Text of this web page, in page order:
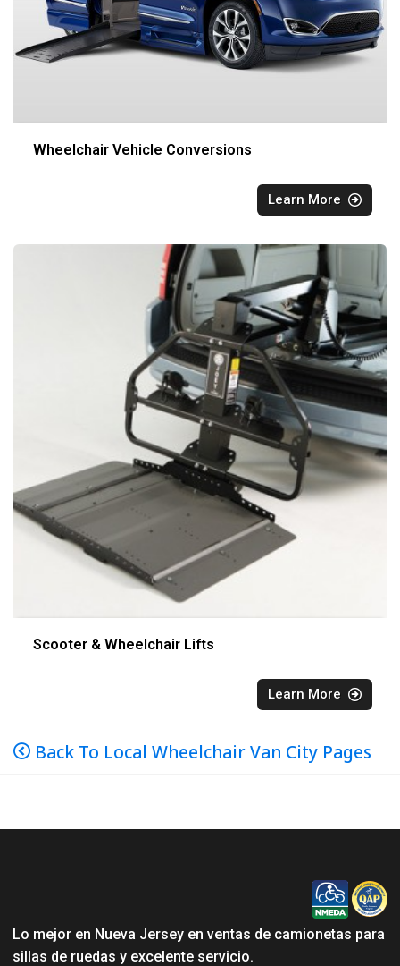
Wheelchair Vehicle Conversions
Learn More
Scooter & Wheelchair Lifts
Learn More
Back To Local Wheelchair Van City Pages
Lo mejor en Nueva Jersey en ventas de camionetas para
sillas de ruedas y excelente servicio.